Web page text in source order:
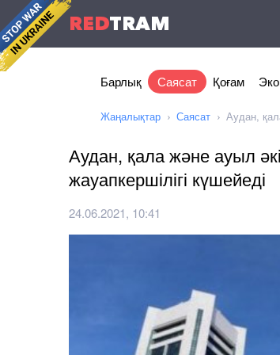
REDTRAM
Барлық Саясат Қоғам
Жаңалықтар Саясат Аудан,
Аудан, қала және ауыл
жауапкершілігі күшейеді
24.06.2021, 10:41